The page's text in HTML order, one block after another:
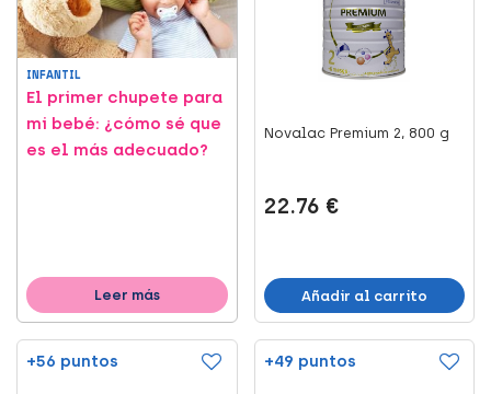
INFANTIL
El primer chupete para
mi bebé: ¿cómo sé que
es el más adecuado?
Leer más
Novalac Premium 2, 800 g
22.76 €
Añadir al carrito
+56 puntos +49 puntos